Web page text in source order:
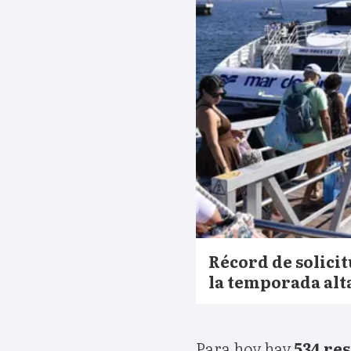
Récord de
la temporada